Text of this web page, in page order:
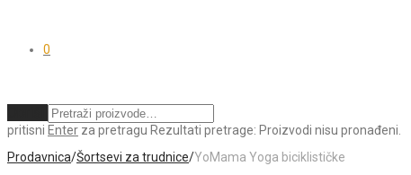
0
pritisni Enter za pretragu Rezultati pretrage: Proizvodi nisu pronađeni.
Prodavnica/Šortsevi za trudnice/YoMama Yoga biciklističke